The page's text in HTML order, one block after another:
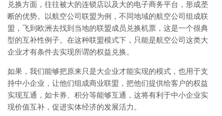
兑换方面，往往被大的连锁店以及大的电子商务平台，形成垄
断的优势。以航空公司联盟为例，不同地域的航空公司组成联
盟，飞到欧洲去找到当地的联盟成员兑换机票，这是一个很典
型的互补性例子。在这种联盟模式下，只能是航空公司这类大
企业才有条件去实现所谓的权益兑换。
如果，我们能够把原来只是大企业才能实现的模式，也用于支
持中小企业，让他们组成商业联盟，把他们提供给客户的权益
实现互通，如卡券、积分等能够互通，这将有利于中小企业实
现价值互补，促进实体经济的发展活力。